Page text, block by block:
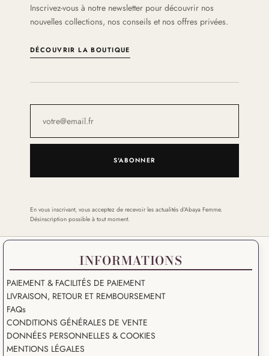
Inscrivez-vous à notre newsletter pour découvrir nos
nouvelles collections, nos conseils et nos offres privées.
DÉCOUVRIR LA BOUTIQUE
S'ABONNER
En vous inscrivant, vous acceptez de recevoir les actualités d’Abaya Femme.
Désinscription possible à tout moment.
INFORMATIONS
PAIEMENT & FACILITÉS DE PAIEMENT
LIVRAISON, RETOUR ET REMBOURSEMENT
FAQs
CONDITIONS GÉNÉRALES DE VENTE
DONNÉES PERSONNELLES & COOKIES
MENTIONS LÉGALES